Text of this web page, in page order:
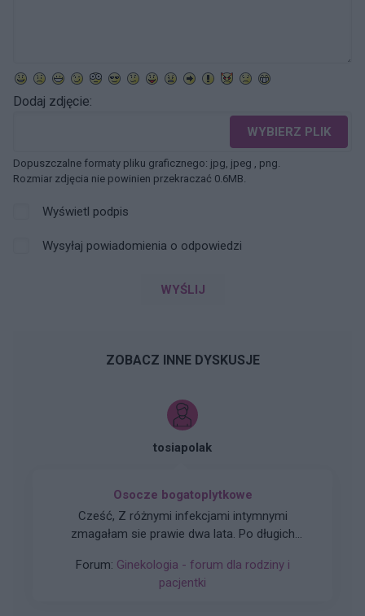
Dodaj zdjęcie:
WYBIERZ PLIK
Dopuszczalne formaty pliku graficznego: jpg, jpeg , png.
Rozmiar zdjęcia nie powinien przekraczać 0.6MB.
Wyświetl podpis
Wysyłaj powiadomienia o odpowiedzi
WYŚLIJ
ZOBACZ INNE DYSKUSJE
tosiapolak
Osocze bogatoplytkowe
Cześć, Z różnymi infekcjami intymnymi
zmagałam sie prawie dwa lata. Po długich
problem pozostał, czuję ciągły dyskomfort oraz
mam zaczerwienienia w bruzdach między
Forum: Ginekologia - forum dla rodziny i
pacjentki